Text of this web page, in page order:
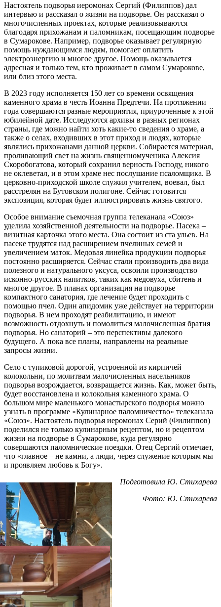
Настоятель подворья иеромонах Сергий (Филиппов) дал
интервью и рассказал о жизни на подворье. Он рассказал о
многочисленных проектах, которые реализовываются
благодаря прихожанам и паломникам, посещающим подворье
в Сумарокове. Например, подворье оказывает регулярную
помощь нуждающимся людям, помогает оплатить
электроэнергию и многое другое. Помощь оказывается
адресная и только тем, кто проживает в самом Сумарокове,
или близ этого места.
В 2023 году исполняется 150 лет со времени освящения
каменного храма в честь Иоанна Предтечи. На протяжении
года совершаются разные мероприятия, приуроченные к этой
юбилейной дате. Исследуются архивы в разных регионах
страны, где можно найти хоть какие-то сведения о храме, а
также о селах, входивших в этот приход и людях, которые
являлись прихожанами данной церкви. Собирается материал,
проливающий свет на жизнь священномученика Алексия
Скоробогатова, который сохранил верность Господу, никого
не оклеветал, и в этом храме нес послушание псаломщика. В
церковно-приходской школе служил учителем, воевал, был
расстрелян на Бутовском полигоне. Сейчас готовится
экспозиция, которая будет иллюстрировать жизнь святого.
Особое внимание съемочная группа телеканала «Союз»
уделила хозяйственной деятельности на подворье. Пасека –
визитная карточка этого места. Она состоит из ста ульев. На
пасеке трудятся над расширением пчелиных семей и
увеличением маток. Медовая линейка продукции подворья
постоянно расширяется. Сейчас стали производить два вида
полезного и натурального уксуса, освоили производство
исконно-русских напитков, таких как медовуха, сбитень и
многое другое. В планах организация на подворье
компактного санатория, где лечение будет проходить с
помощью пчел. Один апидомик уже действует на территории
подворья. В нем проходят реабилитацию, и имеют
возможность отдохнуть и помолиться малочисленная братия
подворья. Но санаторий – это перспективы далекого
будущего. А пока все планы, направлены на реальные
запросы жизни.
Село с тупиковой дорогой, устроенной из кирпичей
колокольни, по молитвам малочисленных насельников
подворья возрождается, возвращается жизнь. Как, может быть,
будет восстановлена и колокольня каменного храма. О
большом мире маленького монастырского подворья можно
узнать в программе «Кулинарное паломничество» телеканала
«Союз». Настоятель подворья иеромонах Серий (Филиппов)
поделился не только кулинарным рецептом, но и рецептом
жизни на подворье в Сумарокове, куда регулярно
совершаются паломнические поездки. Отец Сергий отмечает,
что «главное – не камни, а люди, через служение которым мы
и проявляем любовь к Богу».
Подготовила Ю. Стихарева
Фото: Ю. Стихарева
Распечатать
Фото